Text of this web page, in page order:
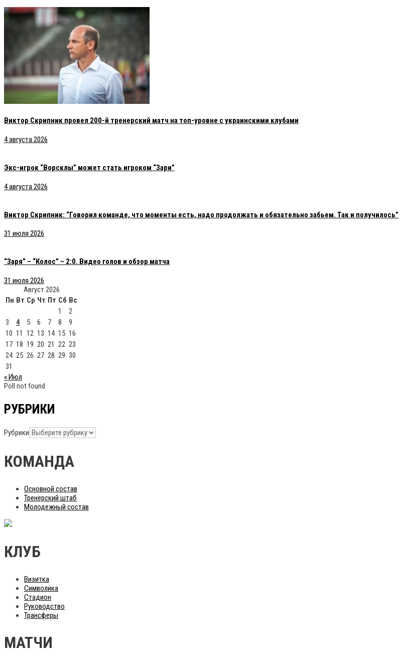
Виктор Скрипник провел 200-й тренерский матч на топ-уровне с украинскими клубами
4 августа 2026
Экс-игрок “Ворсклы” может стать игроком “Зари”
4 августа 2026
Виктор Скрипник: “Говорил команде, что моменты есть, надо продолжать и обязательно забьем. Так и получилось”
31 июля 2026
“Заря” – “Колос” – 2:0. Видео голов и обзор матча
31 июля 2026
Август 2026
Пн Вт Ср Чт Пт Сб Вс
1
2
3
4 5 6 7 8
9
10 11 12 13 14 15 16
17 18 19 20 21 22 23
24 25 26 27 28 29 30
31
« Июл
Poll not found
РУБРИКИ
Рубрики
КОМАНДА
Основной состав
Тренерский штаб
Молодежный состав
КЛУБ
Визитка
Символика
Стадион
Руководство
Трансферы
МАТЧИ